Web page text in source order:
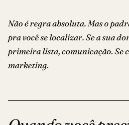
Não é regra absoluta. Mas o
pra você se localizar. Se a sua
primeira lista, comunicação. Se
marketing.